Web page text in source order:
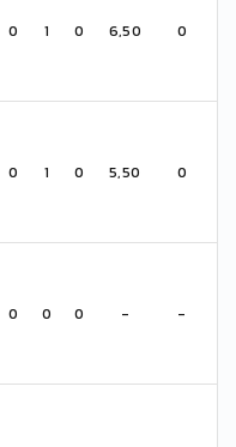
0 1 0 6,50 0
0 1 0 5,50 0
0 0 0 - -